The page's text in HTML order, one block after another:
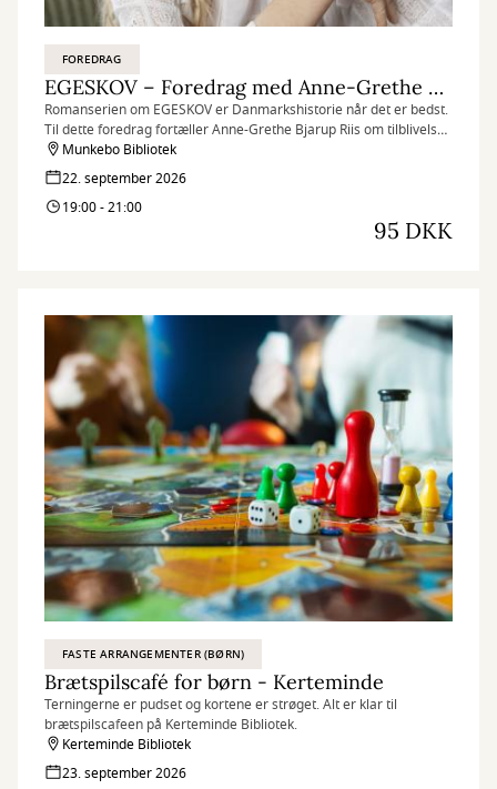
FOREDRAG
EGESKOV – Foredrag med Anne-Grethe Bjarup Riis
Romanserien om EGESKOV er Danmarkshistorie når det er bedst.
Til dette foredrag fortæller Anne-Grethe Bjarup Riis om tilblivelsen
af den storslåede romanserie og tager publikum med på en
tidsrejse tilbage til Danmark i 1870’erne.
Munkebo Bibliotek
22. september 2026
19:00 - 21:00
95 DKK
FASTE ARRANGEMENTER (BØRN)
Brætspilscafé for børn - Kerteminde
Terningerne er pudset og kortene er strøget. Alt er klar til
brætspilscafeen på Kerteminde Bibliotek.
Kerteminde Bibliotek
23. september 2026